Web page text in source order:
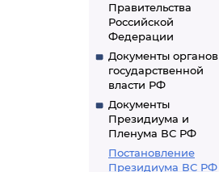
Правительства
Российской
Федерации
Документы органов
государственной
власти РФ
Документы
Президиума и
Пленума ВС РФ
Постановление
Президиума ВС РФ